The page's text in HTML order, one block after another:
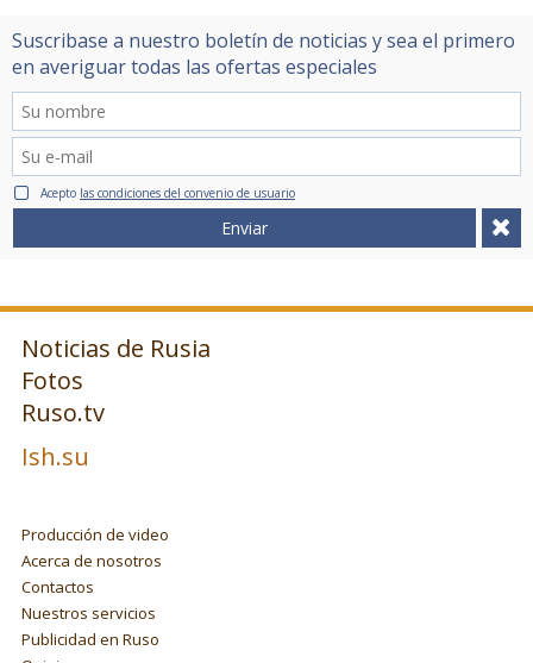
Suscribase a nuestro boletín de noticias y sea el primero
en averiguar todas las ofertas especiales
Acepto las condiciones del convenio de usuario
Enviar
Noticias de Rusia
Fotos
Ruso.tv
Ish.su
Producción de video
Acerca de nosotros
Contactos
Nuestros servicios
Publicidad en Ruso